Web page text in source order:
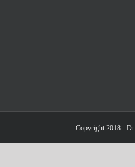
Copyright 2018 -